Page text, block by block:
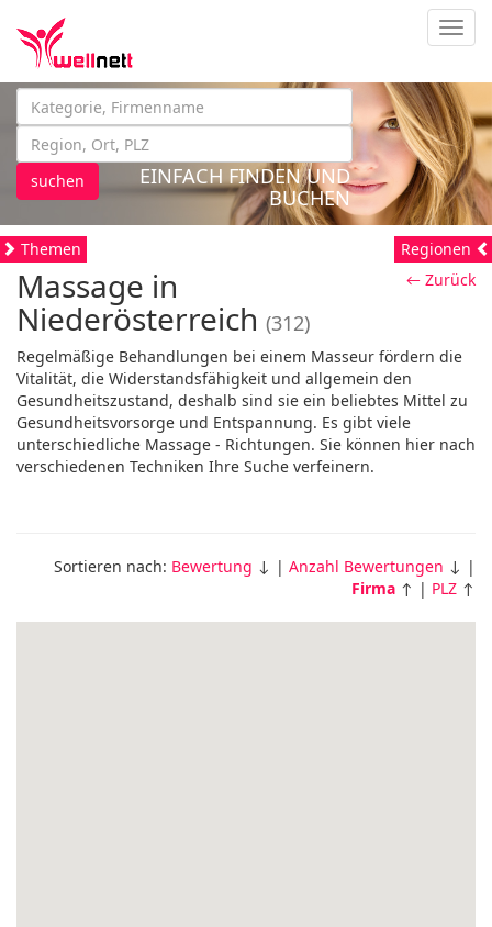
suchen
EINFACH FINDEN UND
BUCHEN
Themen
← Zurück
Massage in
Niederösterreich (312)
Regelmäßige Behandlungen bei einem Masseur fördern die
Vitalität, die Widerstandsfähigkeit und allgemein den
Gesundheitszustand, deshalb sind sie ein beliebtes Mittel zu
Gesundheitsvorsorge und Entspannung. Es gibt viele
unterschiedliche Massage - Richtungen. Sie können hier nach
verschiedenen Techniken Ihre Suche verfeinern.
Sortieren nach: Bewertung ↓ | Anzahl Bewertungen ↓ |
Firma ↑ | PLZ ↑
Regionen